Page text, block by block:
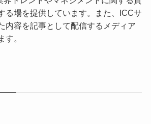
る場を提供しています。また、ICCサ
内容を記事として配信するメディア
す。